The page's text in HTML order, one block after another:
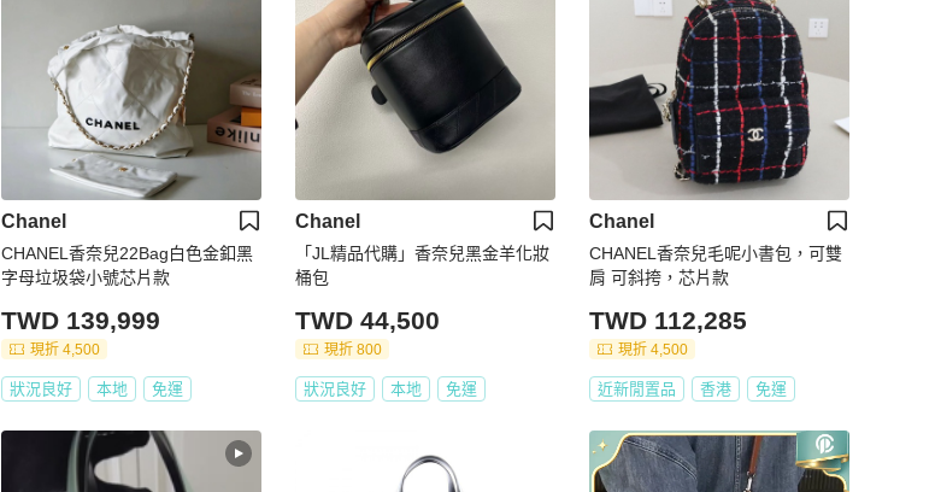
Chanel
CHANEL香奈兒22Bag白色金釦黑
字母垃圾袋小號芯片款
TWD 139,999
現折 4,500
狀況良好 本地 免運
Chanel
「JL精品代購」香奈兒黑金羊化妝
桶包
TWD 44,500
現折 800
狀況良好 本地 免運
Chanel
CHANEL香奈兒毛呢小書包，可雙
肩 可斜挎，芯片款
TWD 112,285
現折 4,500
近新閒置品 香港 免運